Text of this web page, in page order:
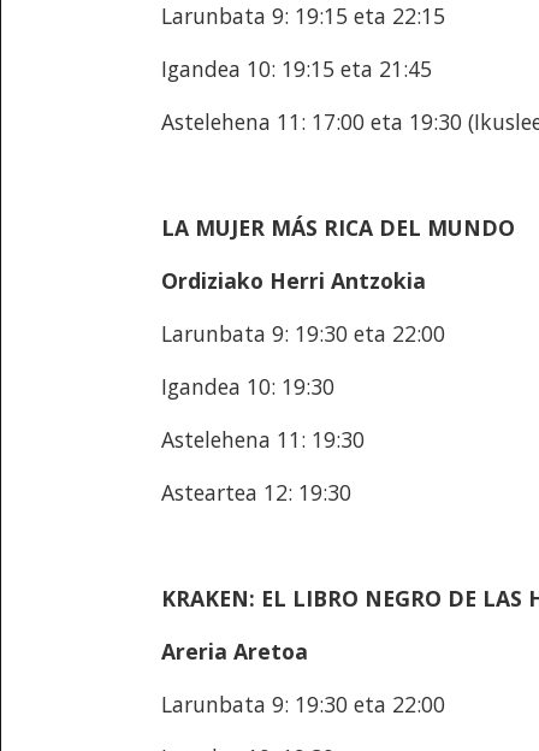
Larunbata 9: 19:15 eta 22:15
Igandea 10: 19:15 eta 21:45
Astelehena 11: 17:00 eta 19:30
LA MUJER MÁS RICA DEL MUNDO
Ordiziako Herri Antzokia
Larunbata 9: 19:30 eta 22:00
Igandea 10: 19:30
Astelehena 11: 19:30
Asteartea 12: 19:30
KRAKEN: EL LIBRO NEGRO DE LAS
Areria Aretoa
Larunbata 9: 19:30 eta 22:00